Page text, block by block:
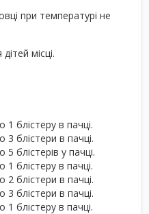
при температурі не
місці.
1 блістеру в пачці.
3 блістери в пачці.
5 блістерів у пачці.
1 блістеру в пачці.
2 блістери в пачці.
3 блістери в пачці.
1 блістеру в пачці.